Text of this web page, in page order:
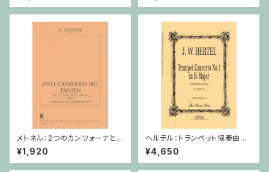
メトネル：2つのカンツォーナとダ
ンス Op. 43 / ヴァイオリン・ピ
アノ
¥1,920
ヘルテル：トランペット協奏曲第1
番 変ホ長調/トランペット・ピア
ノ
¥4,650